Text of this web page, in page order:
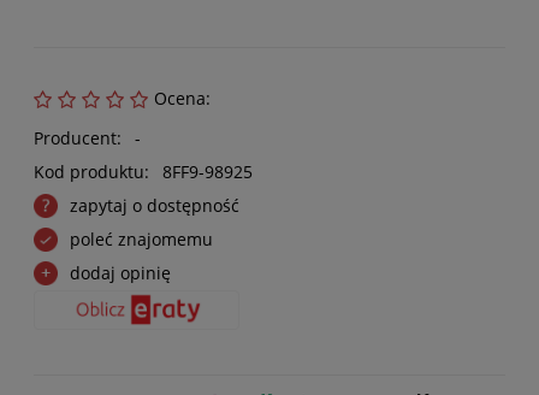
Ocena:
Producent:
-
Kod produktu:
8FF9-98925
zapytaj o dostępność
poleć znajomemu
dodaj opinię